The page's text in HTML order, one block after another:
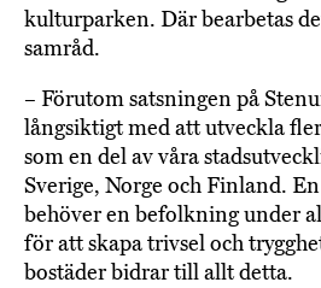
kulturparken. Där bearbetas
samråd.
– Förutom satsningen på
långsiktigt med att utveckla
som en del av våra
Sverige, Norge och Finland.
behöver en befolkning under
för att skapa trivsel och
bostäder bidrar till allt detta.